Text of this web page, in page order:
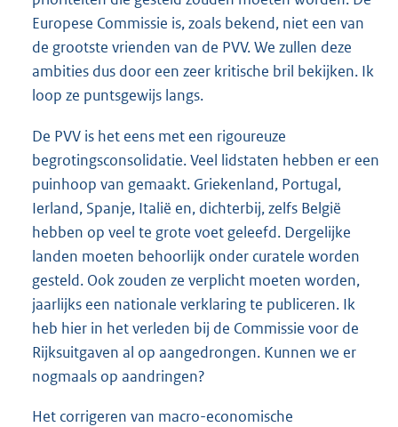
Europese Commissie is, zoals bekend, niet een van
de grootste vrienden van de PVV. We zullen deze
ambities dus door een zeer kritische bril bekijken. Ik
loop ze puntsgewijs langs.
De PVV is het eens met een rigoureuze
begrotingsconsolidatie. Veel lidstaten hebben er een
puinhoop van gemaakt. Griekenland, Portugal,
Ierland, Spanje, Italië en, dichterbij, zelfs België
hebben op veel te grote voet geleefd. Dergelijke
landen moeten behoorlijk onder curatele worden
gesteld. Ook zouden ze verplicht moeten worden,
jaarlijks een nationale verklaring te publiceren. Ik
heb hier in het verleden bij de Commissie voor de
Rijksuitgaven al op aangedrongen. Kunnen we er
nogmaals op aandringen?
Het corrigeren van macro-economische